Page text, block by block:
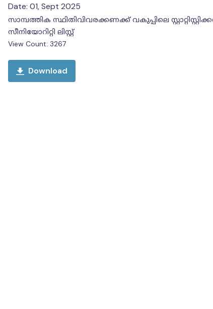
Date: 01, Sept 2025
സാമ്പത്തിക സ്ഥിതിവിവരക്കണക്ക് വകുപ്പിലെ
സീനിയോറിറ്റി ലിസ്റ്റ്
View Count: 3267
Download